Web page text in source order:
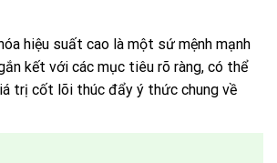
hiệu suất cao là một sứ mệnh mạnh
kết với các mục tiêu rõ ràng, có thể
trị cốt lõi thúc đẩy ý thức chung về